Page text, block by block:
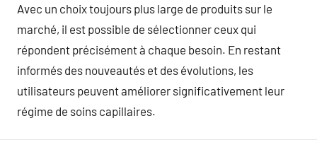
Avec un choix toujours plus large de produits sur le
marché, il est possible de sélectionner ceux qui
répondent précisément à chaque besoin. En restant
informés des nouveautés et des évolutions, les
utilisateurs peuvent améliorer significativement leur
régime de soins capillaires.